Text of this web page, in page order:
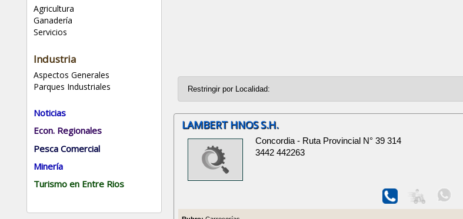
Agricultura
Ganadería
Servicios
Industria
Aspectos Generales
Parques Industriales
Noticias
Econ. Regionales
Pesca Comercial
Minería
Turismo en Entre Rios
LAMBERT HNOS S.H.
Concordia - Ruta Provincial N° 39 314
3442 442263